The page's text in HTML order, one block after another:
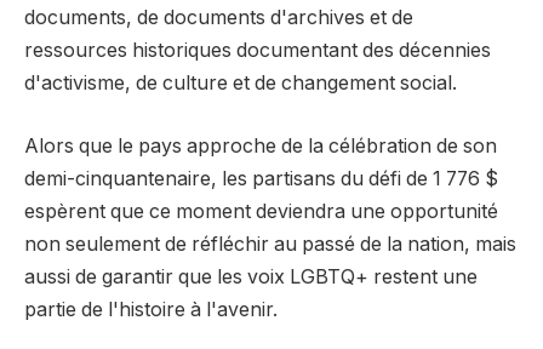
documents, de documents d'archives et de
ressources historiques documentant des décennies
d'activisme, de culture et de changement social.
Alors que le pays approche de la célébration de son
demi-cinquantenaire, les partisans du défi de 1 776 $
espèrent que ce moment deviendra une opportunité
non seulement de réfléchir au passé de la nation, mais
aussi de garantir que les voix LGBTQ+ restent une
partie de l'histoire à l'avenir.